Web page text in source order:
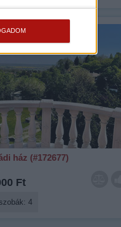
ház (#172677)
Ft
szobák: 4